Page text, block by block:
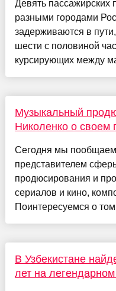
Девять пассажирских
разными городами
задерживаются в
шести с половиной
курсирующих между
Музыкальный
Николенко о своем
Сегодня мы
представителем
продюсирования и
сериалов и кино,
Поинтересуемся о
В Узбекистане
лет на